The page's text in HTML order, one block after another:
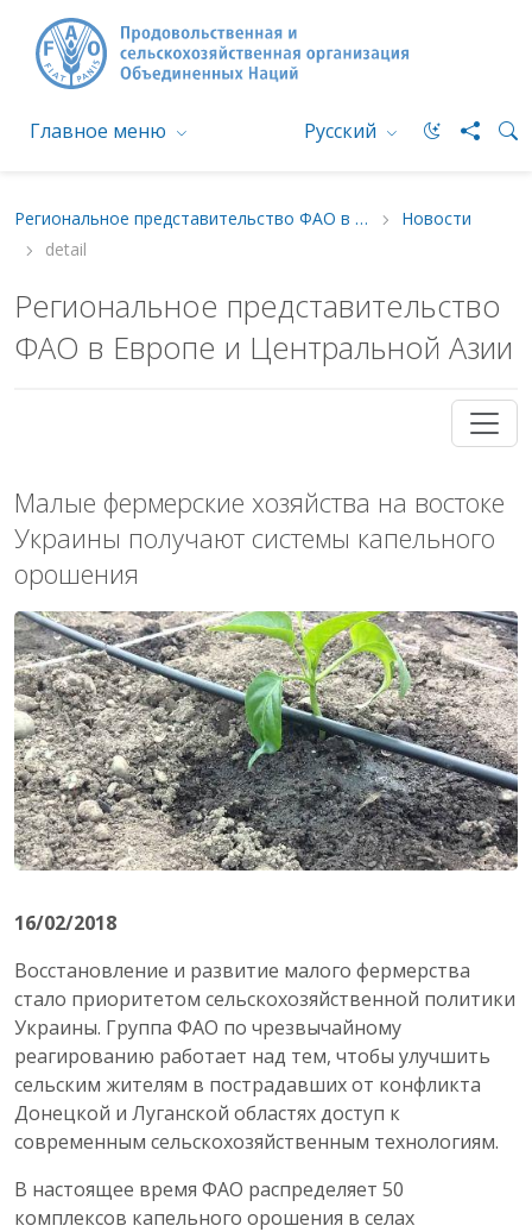
Главное меню Русский
Региональное представительство ФАО в Европе и Центральной Азии
Новости
detail
Региональное представительство
ФАО в Европе и Центральной Азии
Малые фермерские хозяйства на востоке
Украины получают системы капельного
орошения
16/02/2018
Восстановление и развитие малого фермерства
стало приоритетом сельскохозяйственной политики
Украины. Группа ФАО по чрезвычайному
реагированию работает над тем, чтобы улучшить
сельским жителям в пострадавших от конфликта
Донецкой и Луганской областях доступ к
современным сельскохозяйственным технологиям.
В настоящее время ФАО распределяет 50
комплексов капельного орошения в селах